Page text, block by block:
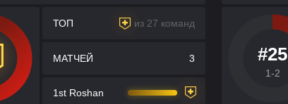
ТОП из 27 команд
МАТЧЕЙ 3
1st Roshan
#25
1-2